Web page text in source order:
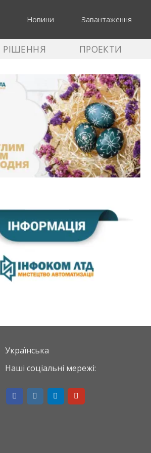
Новини Завантаження
РІШЕННЯ ПРОЕКТИ
Українська
Наші соціальні мережі: